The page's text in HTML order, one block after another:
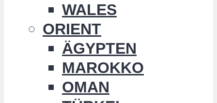
WALES
ORIENT
ÄGYPTEN
MAROKKO
OMAN